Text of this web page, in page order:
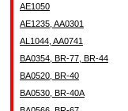
AE1050
AE1235, AA0301
AL1044, AA0741
BA0354, BR-77, BR-44
BA0520, BR-40
BA0530, BR-40A